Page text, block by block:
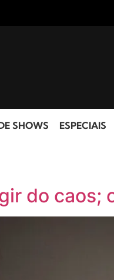
SHOWS ESPECIAIS
do caos;